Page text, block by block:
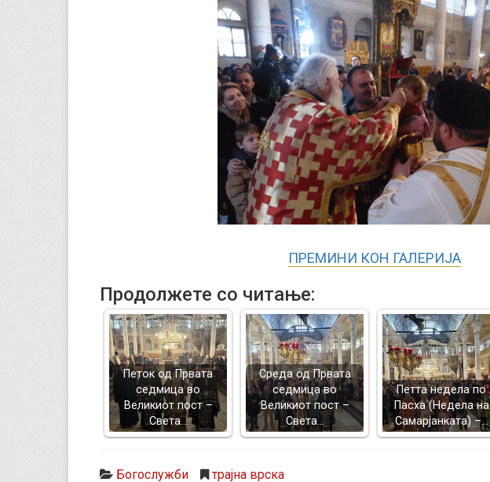
ПРЕМИНИ КОН ГАЛЕРИЈА
Продолжете со читање:
Петок од Првата
седмица во
Великиот пост –
Света…
Среда од Првата
седмица во
Великиот пост –
Света…
Петта недела по
Пасха (Недела на
Самарјанката) –…
Богослужби трајна врска